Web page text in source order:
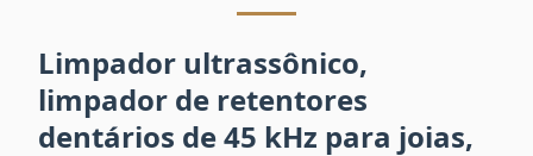
Limpador ultrassônico,
limpador de retentores
dentários de 45 kHz para joias,